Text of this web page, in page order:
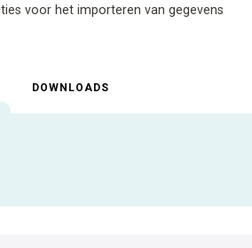
voor het importeren van gegevens
DOWNLOADS